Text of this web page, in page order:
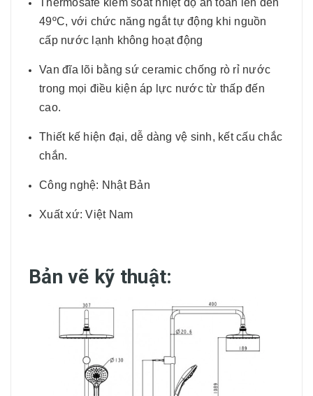
49ºC, với chức năng ngắt tự động khi nguồn
cấp nước lạnh không hoạt động
Van đĩa lõi bằng sứ ceramic chống rò rỉ nước
trong mọi điều kiện áp lực nước từ thấp đến
cao.
Thiết kế hiện đại, dễ dàng vệ sinh, kết cấu chắc
chắn.
Công nghệ: Nhật Bản
Xuất xứ: Việt Nam
Bản vẽ kỹ thuật: